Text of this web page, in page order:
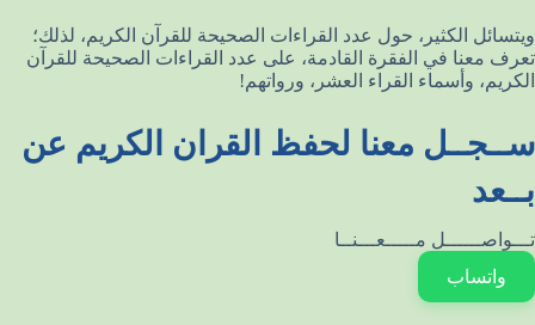
ويتسائل الكثير، حول عدد القراءات الصحيحة للقرآن الكريم، لذلك؛
تعرف معنا في الفقرة القادمة، على عدد القراءات الصحيحة للقرآن
الكريم، وأسماء القراء العشر، ورواتهم!
ســجــل معنا لحفظ القران الكريم عن
بــعد
تـــواصــــــل مـــــعـــنــا
واتساب